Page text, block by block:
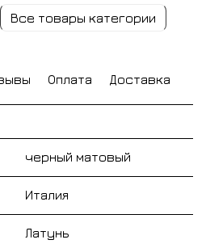
Все товары категории
Оплата Доставка
черный матовый
Италия
Латунь